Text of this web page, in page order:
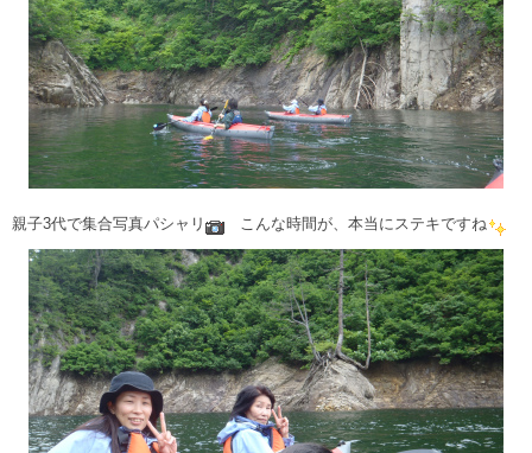
親子3代で集合写真パシャリ こんな時間が、本当にステキですね